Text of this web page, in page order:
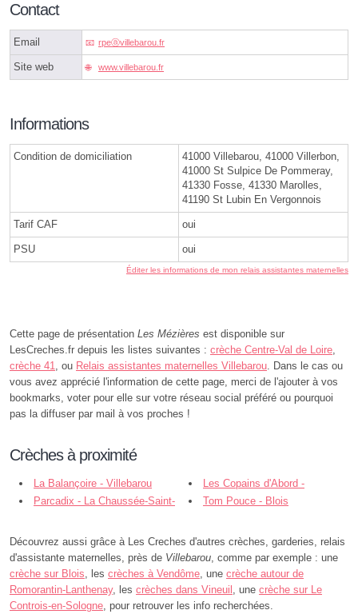
Contact
Email rpeⓐvillebarou.fr
Site web www.villebarou.fr
Informations
Condition de domiciliation
41000 Villebarou, 41000 Villerbon,
41000 St Sulpice De Pommeray,
41330 Fosse, 41330 Marolles,
41190 St Lubin En Vergonnois
Tarif CAF oui
PSU oui
Éditer les informations de mon relais assistantes maternelles
Cette page de présentation Les Mézières est disponible sur
LesCreches.fr depuis les listes suivantes : crèche Centre-Val de Loire,
crèche 41, ou Relais assistantes maternelles Villebarou. Dans le cas ou
vous avez apprécié l'information de cette page, merci de l'ajouter à vos
bookmarks, voter pour elle sur votre réseau social préféré ou pourquoi
pas la diffuser par mail à vos proches !
Crèches à proximité
La Balançoire - Villebarou
Les Copains d'Abord -
Villebarou
Parcadix - La Chaussée-Saint-
Tom Pouce - Blois
Découvrez aussi grâce à Les Creches d'autres crèches, garderies, relais
d'assistante maternelles, près de Villebarou, comme par exemple : une
crèche sur Blois, les crèches à Vendôme, une crèche autour de
Romorantin-Lanthenay, les crèches dans Vineuil , une crèche sur Le
Controis-en-Sologne, pour retrouver les info recherchées.